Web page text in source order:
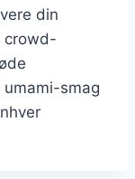
din
crowd-
smag